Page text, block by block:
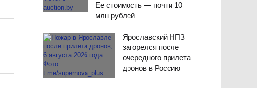
Ее стоимость — почти 10
млн рублей
Ярославский НПЗ
загорелся после
очередного прилета
дронов в Россию